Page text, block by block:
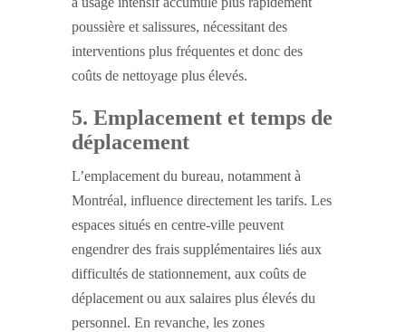
poussière et salissures, nécessitant des
interventions plus fréquentes et donc des
coûts de nettoyage plus élevés.
5. Emplacement et temps de
déplacement
L’emplacement du bureau, notamment à
Montréal, influence directement les tarifs. Les
espaces situés en centre-ville peuvent
engendrer des frais supplémentaires liés aux
difficultés de stationnement, aux coûts de
déplacement ou aux salaires plus élevés du
personnel. En revanche, les zones